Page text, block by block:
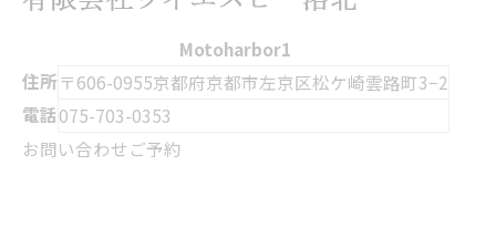
Motoharbor1
住所 〒606-0955京都府京都市左京区松ケ崎雲路町3−2
電話075-703-0353
お問い合わせ ご予約